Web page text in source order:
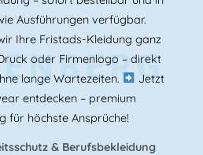
Ausführungen verfügbar.
Ihre Fristads-Kleidung ganz
oder Firmenlogo – direkt
lange Wartezeiten.
Jetzt
entdecken – premium
für höchste Ansprüche!
& Berufsbekleidung